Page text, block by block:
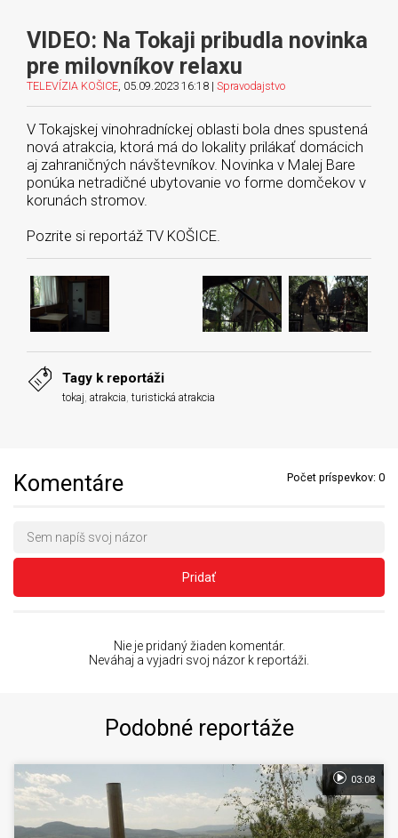
VIDEO: Na Tokaji pribudla novinka
pre milovníkov relaxu
TELEVÍZIA KOŠICE , 05.09.2023 16:18 | Spravodajstvo
V Tokajskej vinohradníckej oblasti bola dnes spustená
nová atrakcia, ktorá má do lokality prilákať domácich
aj zahraničných návštevníkov. Novinka v Malej Bare
ponúka netradičné ubytovanie vo forme domčekov v
korunách stromov.
Pozrite si reportáž TV KOŠICE.
Tagy k reportáži
tokaj atrakcia turistická atrakcia
Komentáre Počet príspevkov: 0
Pridať
Nie je pridaný žiaden komentár.
Neváhaj a vyjadri svoj názor k reportáži.
Podobné reportáže
03:08